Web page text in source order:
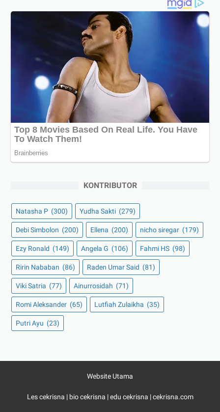
KONTRIBUTOR
Natasha P (300) Yudha Sakti (279)
Debi Simbolon (200) Ellena (200) nicho siregar (179)
Ezy Ronald (149) Angela G (106) Fahmi HS (98)
Ririn Nababan (86) Raden Umar Said (81)
Viki Satria (77) Ainurrosidah (71)
Romi Aleksander (65) Lutfiah Zulaikha (35)
Putri Ayu (23)
Website Utama
Les cekrisna | bio cekrisna |edu cekrisna |cekrisna.com